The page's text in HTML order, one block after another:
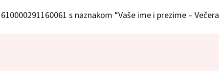
s naznakom “Vaše ime i prezime – Večera